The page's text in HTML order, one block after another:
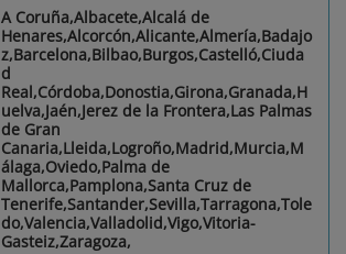
A Coruña,Albacete,Alcalá de
Henares,Alcorcón,Alicante,Almería,Badajo
z,Barcelona,Bilbao,Burgos,Castelló,Ciuda
d
Real,Córdoba,Donostia,Girona,Granada,H
uelva,Jaén,Jerez de la Frontera,Las Palmas
de Gran
Canaria,Lleida,Logroño,Madrid,Murcia,M
álaga,Oviedo,Palma de
Mallorca,Pamplona,Santa Cruz de
Tenerife,Santander,Sevilla,Tarragona,Tole
do,Valencia,Valladolid,Vigo,Vitoria-
Gasteiz,Zaragoza,